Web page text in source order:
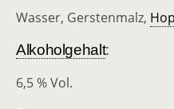
Wasser, Gerstenmalz,
Alkoholgehalt:
6,5 % Vol.